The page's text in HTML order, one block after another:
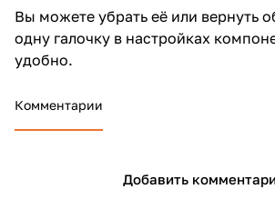
Вы можете убрать её или вернуть
одну галочку в настройках
удобно.
Комментарии
Добавить